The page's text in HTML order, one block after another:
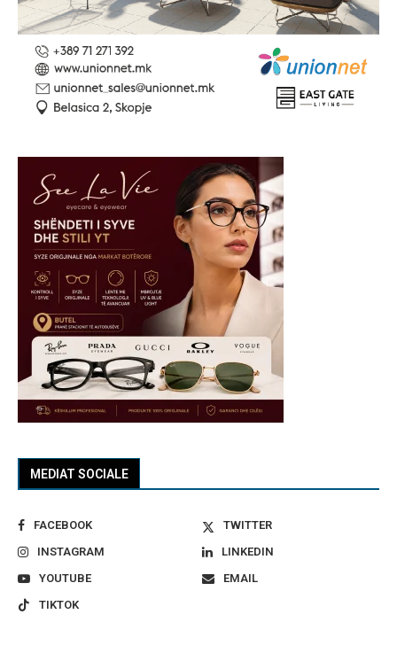
MEDIAT SOCIALE
FACEBOOK
TWITTER
INSTAGRAM
LINKEDIN
YOUTUBE
EMAIL
TIKTOK